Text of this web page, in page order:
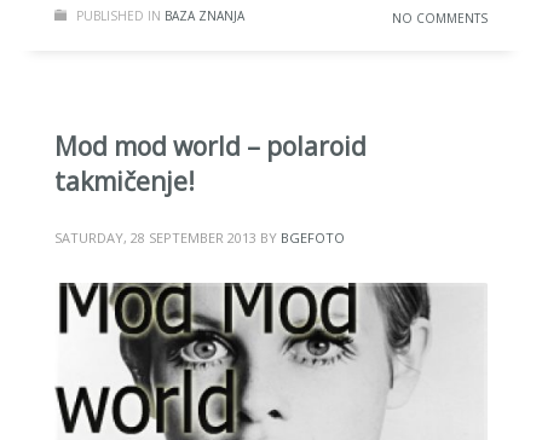
PUBLISHED IN BAZA ZNANJA NO COMMENTS
Mod mod world – polaroid
takmičenje!
SATURDAY, 28 SEPTEMBER 2013 BY BGEFOTO